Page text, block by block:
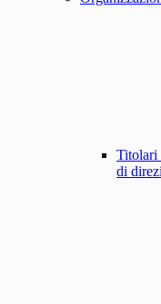
Titolari
di